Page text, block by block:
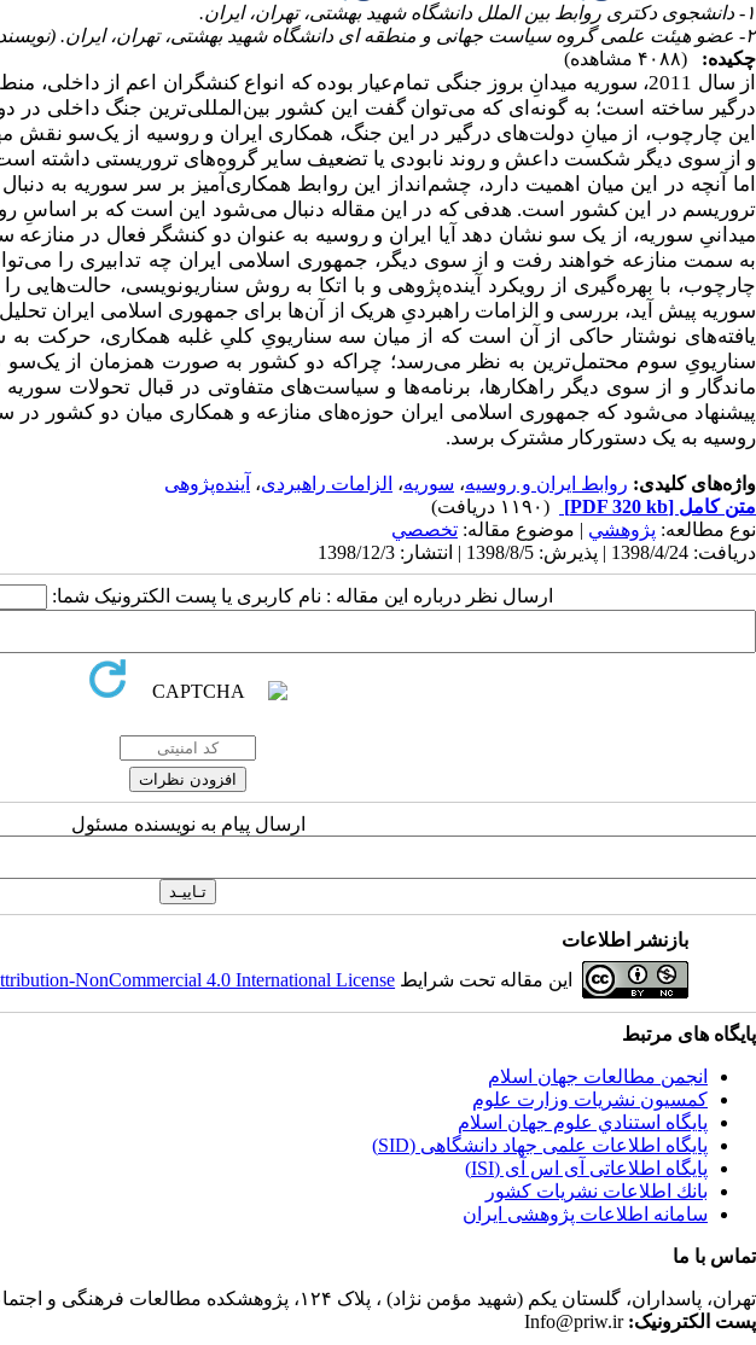
۱- دانشجوی دکتری روابط بین الملل دانشگاه شهید بهشتی، تهران، ایران.
۲- عضو هیئت علمی گروه سیاست جهانی و منطقه ای دانشگاه شهید بهشتی، تهران، ایران. (نویسنده مسئول) ،
چکیده:
(۴۰۸۸ مشاهده)
از سال 2011، سوریه میدانِ بروز جنگی تمام‌عیار بوده که انواع کنشگران اعم از
درگیر ساخته است؛ به گونه‌ای که می‌توان گفت این کشور بین‌المللی‌ترین جنگ داخلی در
این چارچوب، از میانِ دولت‌های درگیر در این جنگ، همکاری ایران و روسیه از یک‌سو
و از سوی دیگر شکست داعش و روند نابودی یا تضعیف سایر گروه‌های تروریستی داشته
اما آنچه در این میان اهمیت دارد، چشم‌انداز این روابط همکاری‌آمیز بر سر سوریه به
تروریسم در این کشور است. هدفی که در این مقاله دنبال می‌شود این است که بر اساسِ
میدانیِ سوریه، از یک سو نشان دهد آیا ایران و روسیه به عنوان دو کنشگر فعال در منازعه
به سمت منازعه خواهند رفت و از سوی دیگر، جمهوری اسلامی ایران چه تدابیری را
چارچوب، با بهره‌گیری از رویکرد آینده‌پژوهی و با اتکا به روش سناریونویسی، حالت‌هایی
سوریه پیش آید، بررسی و الزامات راهبردیِ هریک از آن‌ها برای جمهوری اسلامی ایران
یافته‌های نوشتار حاکی از آن است که از میان سه سناریویِ کلیِ غلبه همکاری، حرکت به
سناریویِ سوم محتمل‌ترین به نظر می‌رسد؛ چراکه دو کشور به صورت همزمان از یک‌سو
ماندگار و از سوی دیگر راهکارها، برنامه‌ها و سیاست‌های متفاوتی در قبال تحولات سوریه
پیشنهاد می‌شود که جمهوری اسلامی ایران حوزه‌های منازعه و همکاری میان دو کشور در
روسیه به یک دستورکار مشترک برسد.
واژه‌های کلیدی: روابط ایران و روسیه، سوریه، الزامات راهبردی، آینده‌پژوهی
متن کامل [PDF 320 kb]
(۱۱۹۰ دریافت)
نوع مطالعه: پژوهشي | موضوع مقاله: تخصصي
دریافت: 1398/4/24 | پذیرش: 1398/8/5 | انتشار: 1398/12/3
ارسال نظر درباره این مقاله : نام کاربری یا پست الکترونیک شما:
ارسال پیام به نویسنده مسئول
بازنشر اطلاعات
این مقاله تحت شرایط NonCommercial 4.0 International License
پایگاه های مرتبط
انجمن مطالعات جهان اسلام
کمسیون نشریات وزارت علوم
پايگاه استنادي علوم جهان اسلام
پایگاه اطلاعات علمی جهاد دانشگاهی (SID)
پایگاه اطلاعاتی آی اس آی (ISI)
بانك اطلاعات نشريات كشور
سامانه اطلاعات پژوهشی ایران
تماس با ما
تهران، پاسداران، گلستان یکم (شهید مؤمن نژاد) ، پلاک ۱۲۴، پژوهشکده مطالعات فرهنگی و اجتماعی، ساختمان کتابخانه، دفتر انجمن مطالعات جهان اسلام، فصلنامه پژوهشهای سیاسی جهان اسلام
پست الکترونیک:Info@priw.ir